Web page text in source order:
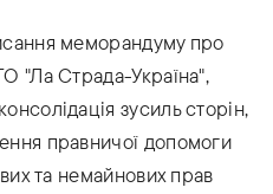
меморандуму про
"Ла Страда-Україна",
зусиль сторін,
правничої допомоги
та немайнових прав